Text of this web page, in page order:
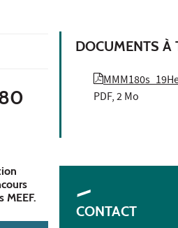
MEEF.
DOCUMENTS À
PDF, 2 Mo
CONTACT